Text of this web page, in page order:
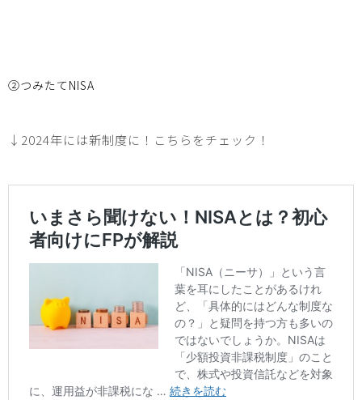
②つみたて NISA
↓2024年には新制度に！こちらをチェック！